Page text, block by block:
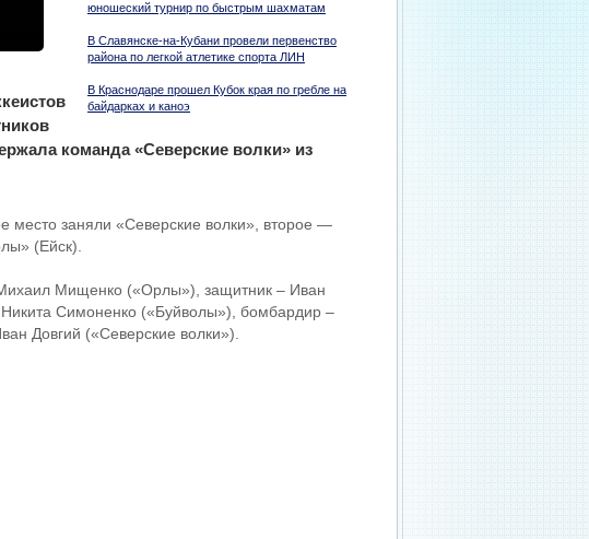
юношеский турнир по быстрым шахматам
В Славянске-на-Кубани провели первенство
района по легкой атлетике спорта ЛИН
В Краснодаре прошел Кубок края по гребле на
байдарках и каноэ
команда «Северские волки» из
место заняли «Северские волки», второе —
(Ейск).
Мищенко («Орлы»), защитник – Иван
Симоненко («Буйволы»), бомбардир –
Довгий («Северские волки»).